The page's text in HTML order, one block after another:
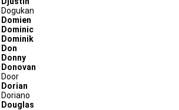
Dogukan
Domien
Dominic
Dominik
Don
Donny
Donovan
Door
Dorian
Doriano
Douglas